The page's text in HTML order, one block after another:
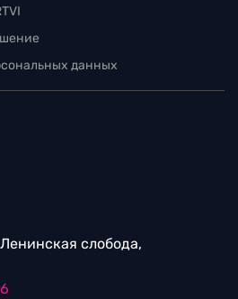
данных
слобода,